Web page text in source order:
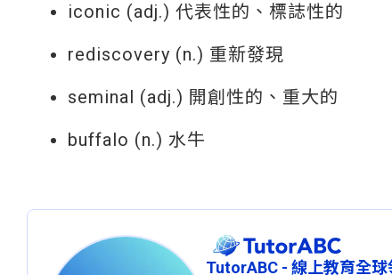
iconic (adj.) 代表性的、標誌性的
rediscovery (n.) 重新發現
seminal (adj.) 開創性的、重大的
buffalo (n.) 水牛
TutorABC - 線上教育全球